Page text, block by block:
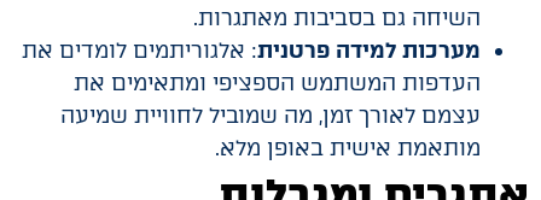
השיחה גם בסביבות מאתגרות.
מערכות למידה פרטנית: אלגוריתמים לומדים את
העדפות המשתמש הספציפי ומתאימים את
עצמם לאורך זמן, מה שמוביל לחוויית שמיעה
מותאמת אישית באופן מלא.